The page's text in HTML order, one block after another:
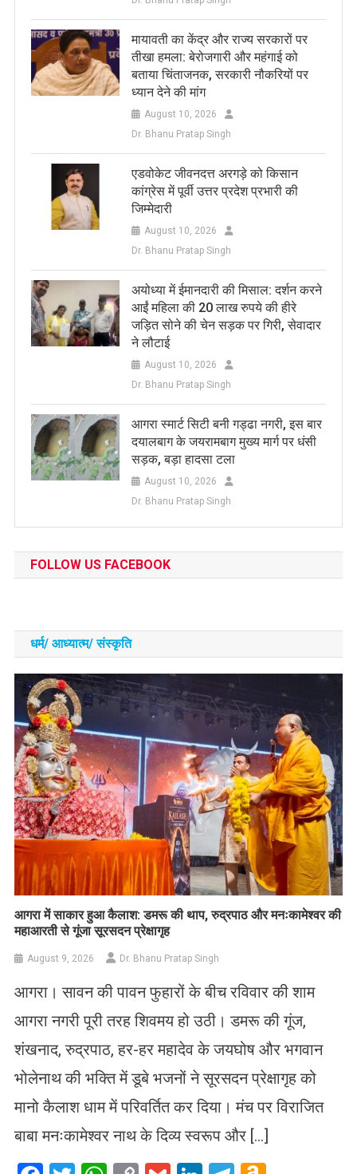
मायावती का केंद्र और राज्य सरकारों पर
तीखा हमला: बेरोजगारी और महंगाई को
बताया चिंताजनक, सरकारी नौकरियों पर
ध्यान देने की मांग
August 10, 2026
Dr. Bhanu Pratap Singh
एडवोकेट जीवनदत्त अरगड़े को किसान
कांग्रेस में पूर्वी उत्तर प्रदेश प्रभारी की
जिम्मेदारी
August 10, 2026
Dr. Bhanu Pratap Singh
अयोध्या में ईमानदारी की मिसाल: दर्शन करने
आईं महिला की 20 लाख रुपये की हीरे
जड़ित सोने की चेन सड़क पर गिरी, सेवादार
ने लौटाई
August 10, 2026
Dr. Bhanu Pratap Singh
आगरा स्मार्ट सिटी बनी गड्ढा नगरी, इस बार
दयालबाग के जयरामबाग मुख्य मार्ग पर धंसी
सड़क, बड़ा हादसा टला
August 10, 2026
Dr. Bhanu Pratap Singh
FOLLOW US FACEBOOK
धर्म/ आध्‍यात्‍म/ संस्‍कृति
आगरा में साकार हुआ कैलाश: डमरू की थाप, रुद्रपाठ और मनःकामेश्वर की
महाआरती से गूंजा सूरसदन प्रेक्षागृह
August 9, 2026 Dr. Bhanu Pratap Singh
आगरा। सावन की पावन फुहारों के बीच रविवार की शाम
आगरा नगरी पूरी तरह शिवमय हो उठी। डमरू की गूंज,
शंखनाद, रुद्रपाठ, हर-हर महादेव के जयघोष और भगवान
भोलेनाथ की भक्ति में डूबे भजनों ने सूरसदन प्रेक्षागृह को
मानो कैलाश धाम में परिवर्तित कर दिया। मंच पर विराजित
बाबा मनःकामेश्वर नाथ के दिव्य स्वरूप और […]